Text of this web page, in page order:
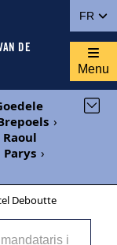
FR
DE
Menu
›
Raoul
Parys ›
Deboutte